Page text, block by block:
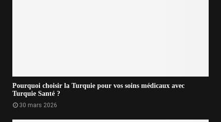
Pourquoi choisir la Turquie pour vos soins médicaux avec
Turquie Santé ?
30 mars 2026